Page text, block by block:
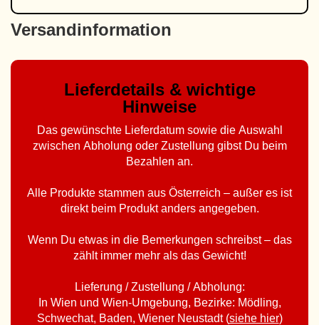
Versandinformation
Lieferdetails & wichtige
Hinweise
Das gewünschte Lieferdatum sowie die Auswahl
zwischen Abholung oder Zustellung gibst Du beim
Bezahlen an.
Alle Produkte stammen aus Österreich – außer es ist
direkt beim Produkt anders angegeben.
Wenn Du etwas in die Bemerkungen schreibst – das
zählt immer mehr als das Gewicht!
Lieferung / Zustellung / Abholung:
In Wien und Wien-Umgebung, Bezirke: Mödling,
Schwechat, Baden, Wiener Neustadt (siehe hier)